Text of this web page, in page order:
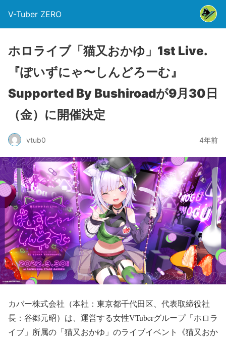
V-Tuber ZERO
ホロライブ「猫又おかゆ」1st Live.
『ぽいずにゃ〜しんどろーむ』
Supported By Bushiroadが9月30日
（金）に開催決定
vtub0 4年前
カバー株式会社（本社：東京都千代田区、代表取締役社
長：谷郷元昭）は、運営する女性VTuberグループ「ホロラ
イブ」所属の「猫又おかゆ」のライブイベント《猫又おか